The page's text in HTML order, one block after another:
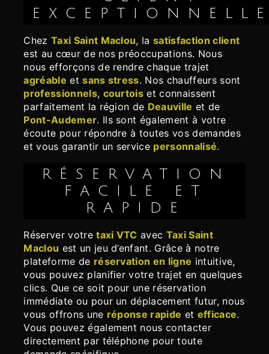
Chez Taxi Saint Maclou, lasatisfaction client
est au cœur de nos préoccupations. Nous
nous efforçons de rendre chaque trajet
agréable etsans stress. Nos chauffeurs sont
professionnels, courtois et connaissent
parfaitement la région de Deauville et de
Pont-Audemer. Ils sont également à votre
écoute pour répondre à toutes vos demandes
et vous garantir un service personnalisé.
RÉSERVATION
FACILE ET
RAPIDE
Réserver votretaxi VTC avec Taxi Saint
Maclou est un jeu d’enfant. Grâce à notre
plateforme de réservation en ligne intuitive,
vous pouvez planifier votre trajet en quelques
clics. Que ce soit pour une réservation
immédiate ou pour un déplacement futur, nous
vous offrons une réponse rapide et efficace.
Vous pouvez également nous contacter
directement par téléphone pour toute